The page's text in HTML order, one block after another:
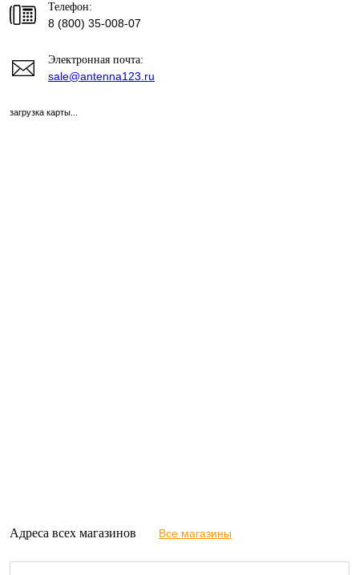
Телефон:
8 (800) 35-008-07
Электронная почта:
sale@antenna123.ru
загрузка карты...
Адреса всех магазинов Все магазины